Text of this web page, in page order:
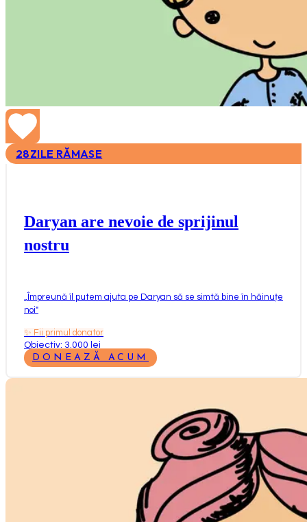
28ZILE RĂMASE
Daryan are nevoie de sprijinul
nostru
Împreună îl putem ajuta pe Daryan să se simtă bine în hăinuțe
noi"
✨ Fii primul donator
Obiectiv: 3.000 lei
DONEAZĂ ACUM